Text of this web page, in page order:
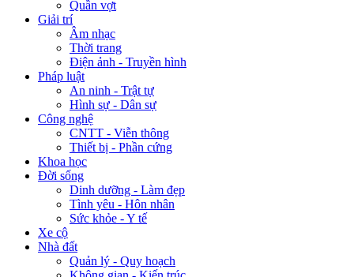
Quần vợt
Giải trí
Âm nhạc
Thời trang
Điện ảnh - Truyền hình
Pháp luật
An ninh - Trật tự
Hình sự - Dân sự
Công nghệ
CNTT - Viễn thông
Thiết bị - Phần cứng
Khoa học
Đời sống
Dinh dưỡng - Làm đẹp
Tình yêu - Hôn nhân
Sức khỏe - Y tế
Xe cộ
Nhà đất
Quản lý - Quy hoạch